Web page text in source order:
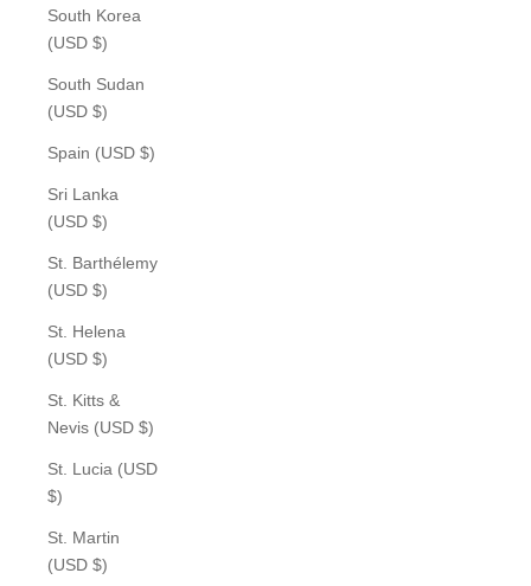
South Korea
(USD $)
South Sudan
(USD $)
Spain (USD $)
Sri Lanka
(USD $)
St. Barthélemy
(USD $)
St. Helena
(USD $)
St. Kitts &
Nevis (USD $)
St. Lucia (USD
$)
St. Martin
(USD $)